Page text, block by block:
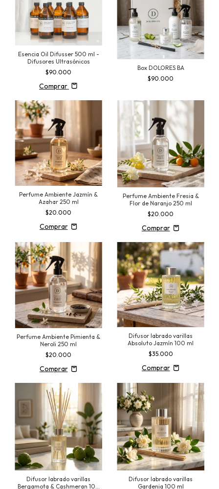
Esencia Oil Difusser 500 ml -
Difusores Ultrasónicos
$90.000
Comprar
Box DOLORES BA
$90.000
Perfume Ambiente Jazmín &
Azahar 250 ml
$20.000
Perfume Ambiente Fresia &
Flor de Naranjo 250 ml
$20.000
Perfume Ambiente Pimienta &
Neroli 250 ml
$20.000
Difusor labrado varillas
Absoluto Jazmín 100 ml
$35.000
Difusor labrado varillas
Bergamota & Cashmeran 100
Difusor labrado varillas
Gardenia 100 ml